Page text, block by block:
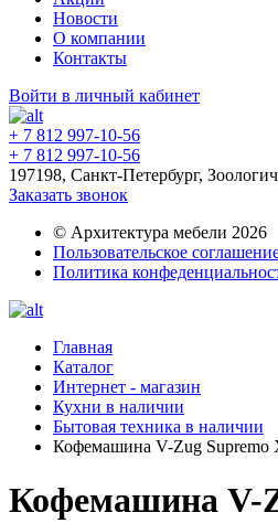
Новости
О компании
Контакты
Войти в личный кабинет
+ 7 812 997-10-56
+ 7 812 997-10-56
197198, Санкт-Петербург,
Заказать звонок
© Архитектура мебели 2026
Пользовательское
Политика
Главная
Каталог
Интернет - магазин
Кухни в наличии
Бытовая техника в наличии
Кофемашина V-Zug Supremo
Кофемашина V-